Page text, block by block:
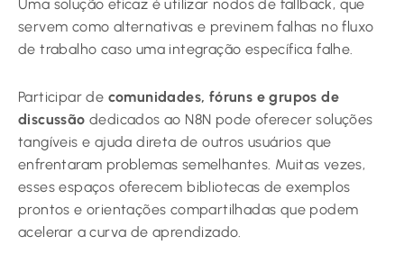
Uma solução eficaz é utilizar nodos de fallback, que
servem como alternativas e previnem falhas no fluxo
de trabalho caso uma integração específica falhe.
Participar de comunidades, fóruns e grupos de
discussão dedicados ao N8N pode oferecer soluções
tangíveis e ajuda direta de outros usuários que
enfrentaram problemas semelhantes. Muitas vezes,
esses espaços oferecem bibliotecas de exemplos
prontos e orientações compartilhadas que podem
acelerar a curva de aprendizado.